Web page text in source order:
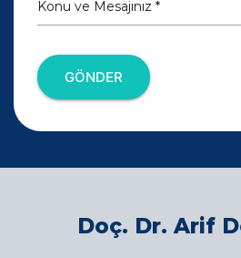
Konu ve Mesajınız *
GÖNDER
Doç. Dr. Arif